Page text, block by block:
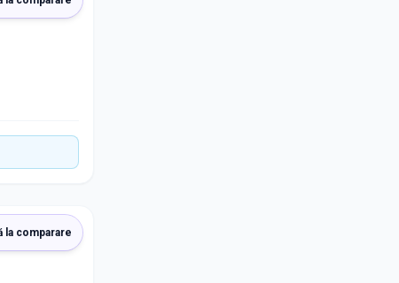
la comparare